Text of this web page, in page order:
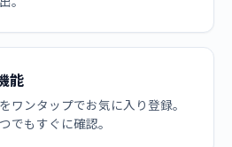
能
ワンタップでお気に入り登録。
でもすぐに確認。